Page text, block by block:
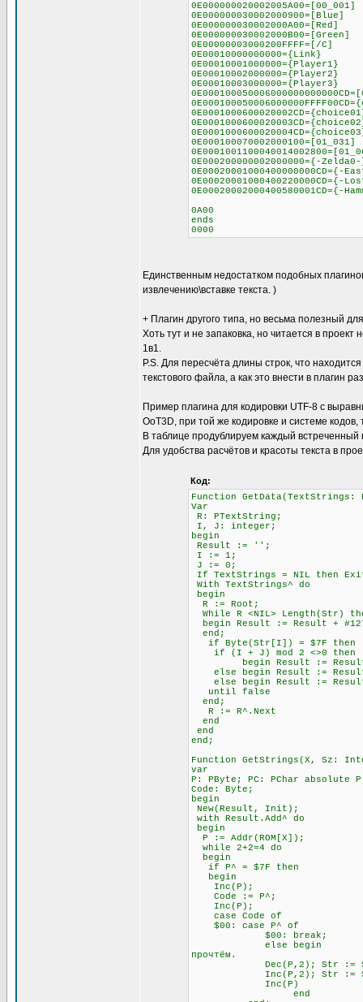
0E000000020002005A00=[00_001]
0E000000030002000900=[Blue]
0E000000030002000A00=[Red]
0E000000030002000B00=[Green]
0E00000003000200FFFF=[/C]
0E00010000000000={Link}
0E00010001000000={Player1}
0E00010002000000={Player2}
0E00010003000000={Player3}
0E000100070002000100=[01_031]
0E000200000002000000={-
0E00020001000400000000CD={-
0E00020001000400220000CD={-
0E00020002000400580001CD={-
0A00
ends
0000
Единственным недостатком подобных
извлечению\вставке текста. )
+ Плагин другого типа, но весьма полезный
Хоть тут и не запаковка, но читается в проект
1в1.
P.S. Для пересчёта длины строк, что
текстового файла, а как это внести в плагин
Пример плагина для кодировки UTF-8 с
OoT3D, при той же кодировке и системе
В таблице продублируем каждый
Для удобства расчётов и красоты текста в
Код:
Function
Var
R: PTextString;
I, J: integer;
begin
Result := '';
I := 1; \\ Счётчик
J := 0; \\
If TextStrings = NIL then
With TextStrings^ do
begin
R := Root;
While R <NIL>
begin Result := Result +
end;
if Byte(Str[I]) = $7F
if (I + J) mod 2 <>0
begin Result := Result +
else begin Result := Result
else begin Result := Result
until false \\ Всё это
end;
R := R^.Next
end
end
end;
Function GetStrings(X, Sz:
var
P: PByte; PC: PChar absolute
Code: Byte;
begin
New(Result, Init);
with Result.Add^ do
begin
P := Addr(ROM[X]);
while 2+2=4 do \\
begin
if P^ = $7F then \\
begin
Inc(P); \\
Code := P^;
Inc(P);
case Code of
$00: case P^ of
$00: break; \\ А за
else begin \\ Если за
прочтём.
Dec(P,2); Str := Str
Inc(P,2); Str := Str
Inc(P)
end